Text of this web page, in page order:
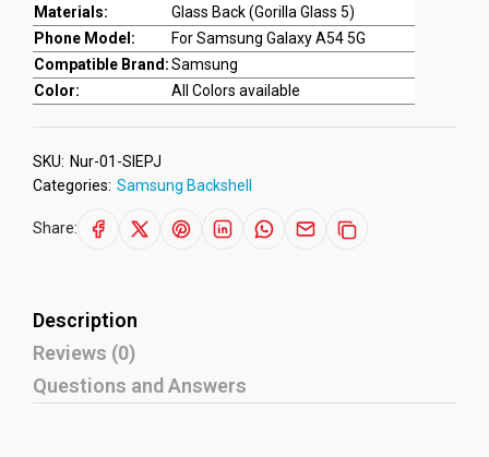
Materials:
Glass Back (Gorilla Glass 5)
Phone Model:
For Samsung Galaxy A54 5G
Compatible Brand:Samsung
Color:
All Colors available
SKU: Nur-01-SIEPJ
Categories: Samsung Backshell
Share:
Description
Reviews (0)
Questions and Answers